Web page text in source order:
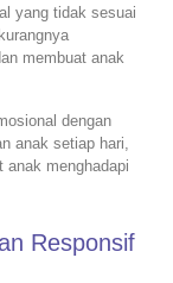
yang tidak sesuai
membuat anak
dengan
anak setiap hari,
anak menghadapi
Responsif